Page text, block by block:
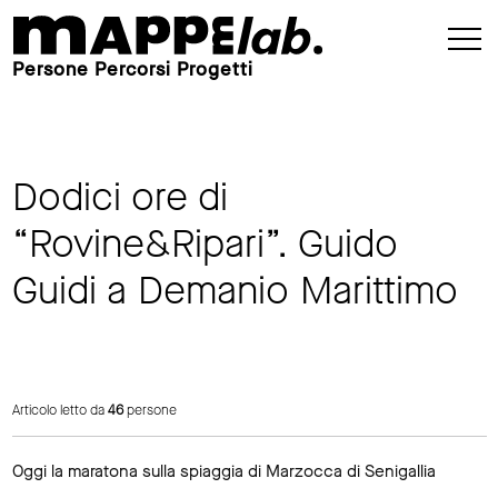
Persone Percorsi Progetti
Dodici ore di
“Rovine&Ripari”. Guido
Guidi a Demanio Marittimo
Articolo letto da46persone
Oggi la maratona sulla spiaggia di Marzocca di Senigallia